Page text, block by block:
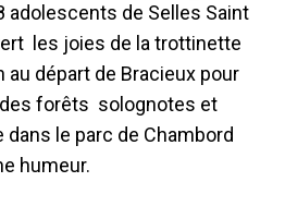
adolescents de Selles Saint
les joies de la trottinette
départ de Bracieux pour
forêts solognotes et
le parc de Chambord
humeur.